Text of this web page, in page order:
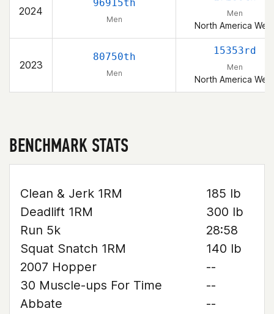
2024
96915th
Men
Men
North America West
2023
80750th
Men
15353rd
Men
North America West
BENCHMARK STATS
Clean & Jerk 1RM
185 lb
Deadlift 1RM
300 lb
Run 5k
28:58
Squat Snatch 1RM
140 lb
2007 Hopper
--
30 Muscle-ups For Time
--
Abbate
--